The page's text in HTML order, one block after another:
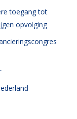
toegang tot
opvolging